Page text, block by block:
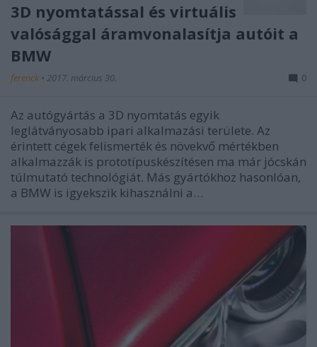
3D nyomtatással és virtuális
valósággal áramvonalasítja autóit a
BMW
ferenck • 2017. március 30. 0
Az autógyártás a 3D nyomtatás egyik
leglátványosabb ipari alkalmazási területe. Az
érintett cégek felismerték és növekvő mértékben
alkalmazzák is prototípuskészítésen ma már jócskán
túlmutató technológiát. Más gyártókhoz hasonlóan,
a BMW is igyekszik kihasználni a…